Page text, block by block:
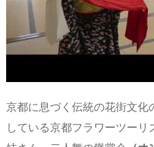
京都に息づく伝統の花街文
している京都フラワーツー